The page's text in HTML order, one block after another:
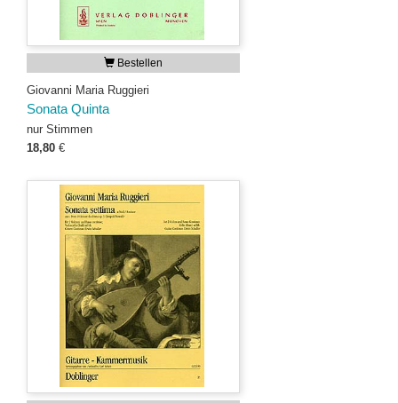
Bestellen
Giovanni Maria Ruggieri
Sonata Quinta
nur Stimmen
18,80 €